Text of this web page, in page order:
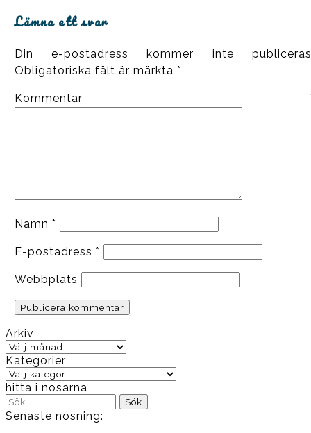
Lämna ett svar
Din e-postadress kommer inte
Obligatoriska fält är märkta *
Kommentar
Namn *
E-postadress *
Webbplats
Arkiv
Arkiv
Kategorier
Kategorier
hitta i nosarna
Sök
efter:
Senaste nosning: